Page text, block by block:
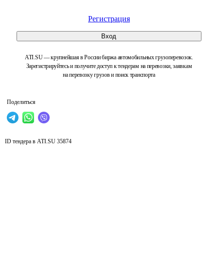
Регистрация
Вход
ATI.SU — крупнейшая в России биржа автомобильных грузоперевозок.
Зарегистрируйтесь и получите доступ к тендерам на перевозки, заявкам
на перевозку грузов и поиск транспорта
Поделиться
ID тендера в ATI.SU 35874